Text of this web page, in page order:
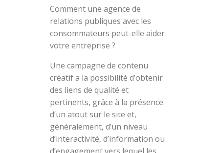
Comment une agence de
relations publiques avec les
consommateurs peut-elle aider
votre entreprise ?
Une campagne de contenu
créatif a la possibilité d’obtenir
des liens de qualité et
pertinents, grâce à la présence
d’un atout sur le site et,
généralement, d’un niveau
d’interactivité, d’information ou